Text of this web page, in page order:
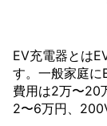
EV充電器とは
す。一般家庭に
費用は2万〜20
2〜6万円、